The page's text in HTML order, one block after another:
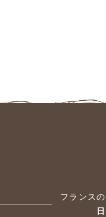
フランス